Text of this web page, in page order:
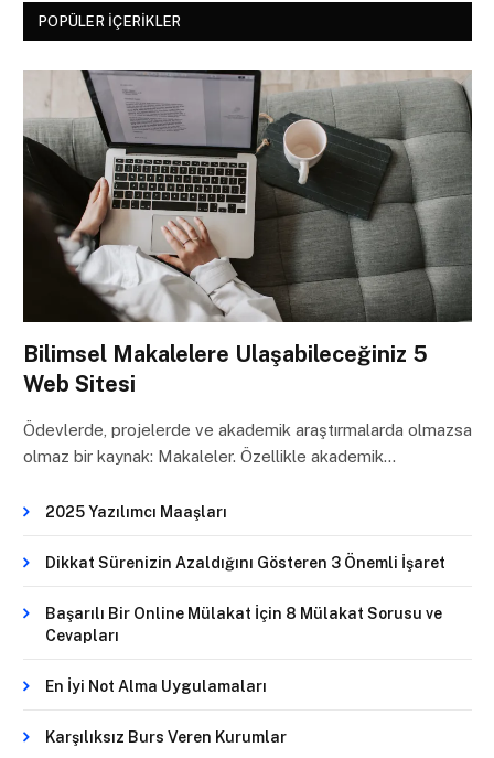
POPÜLER İÇERIKLER
Bilimsel Makalelere Ulaşabileceğiniz 5
Web Sitesi
Ödevlerde, projelerde ve akademik araştırmalarda olmazsa
olmaz bir kaynak: Makaleler. Özellikle akademik…
2025 Yazılımcı Maaşları
Dikkat Sürenizin Azaldığını Gösteren 3 Önemli İşaret
Başarılı Bir Online Mülakat İçin 8 Mülakat Sorusu ve
Cevapları
En İyi Not Alma Uygulamaları
Karşılıksız Burs Veren Kurumlar